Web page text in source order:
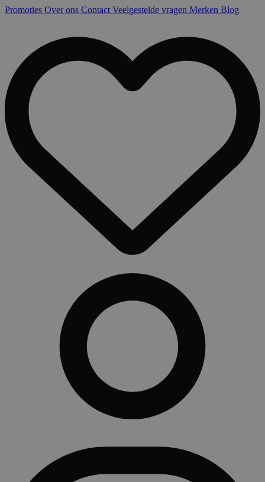
Promoties Over ons Contact Veelgestelde vragen Merken Blog